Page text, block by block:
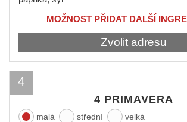
MOŽNOST PŘIDAT DALŠÍ
Zvolit adresu
4 PRIMAVERA
malá střední velká
4